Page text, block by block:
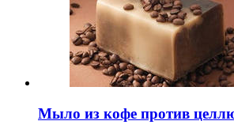
Мыло из кофе против